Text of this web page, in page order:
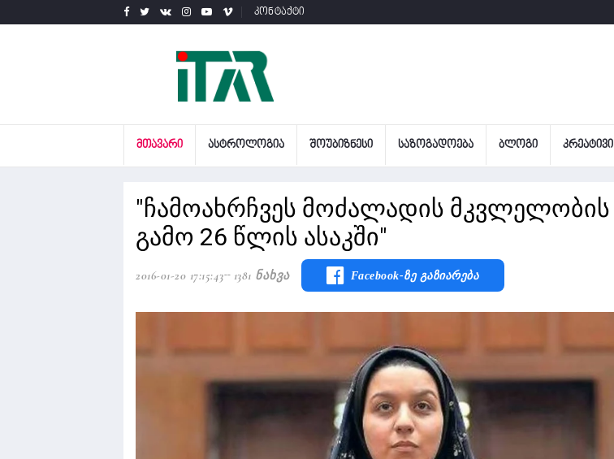
კონტაქტი
ᲛᲗᲐᲕᲐᲠᲘ ᲐᲡᲢᲠᲝᲚᲝᲒᲘᲐ ᲨᲝᲣᲑᲘᲖᲜᲔᲡᲘ ᲡᲐᲖᲝᲒᲐᲓᲝᲔᲑᲐ ᲑᲚᲝᲒᲘ ᲙᲠᲔᲐᲢᲘᲕᲘ
"ჩამოახრჩვეს მოძალადის მკვლელობის
გამო 26 წლის ასაკში"
2016-01-20 17:15:43 1381 Ნახვა Facebook-Ზე Გაზიარება